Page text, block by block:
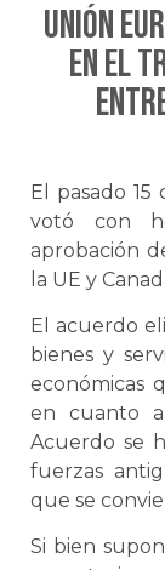
UNIÓN
en el
El pasado
votó con
aprobación
la UE y
El acuerdo
bienes y
económicas
en cuanto
Acuerdo se
fuerzas
que se
Si bien